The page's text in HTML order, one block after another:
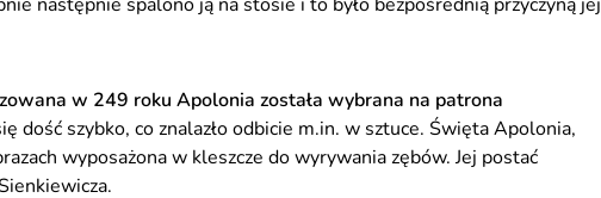
w 249 roku Apolonia została wybrana na patrona
dość szybko, co znalazło odbicie m.in. w sztuce. Święta Apolonia,
wyposażona w kleszcze do wyrywania zębów. Jej postać